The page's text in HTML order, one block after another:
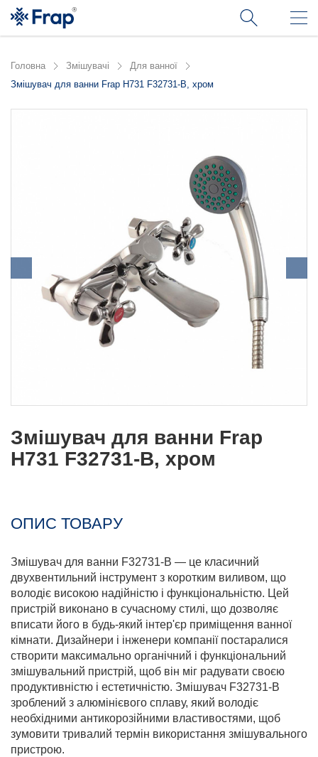
Головна Змішувачі
Для ванної
Змішувач для ванни Frap H731 F32731-B, хром
Змішувач для ванни Frap
H731 F32731-B, хром
ОПИС ТОВАРУ
Змішувач для ванни F32731-B — це класичний
двухвентильний інструмент з коротким виливом, що
володіє високою надійністю і функціональністю. Цей
пристрій виконано в сучасному стилі, що дозволяє
вписати його в будь-який інтер'єр приміщення ванної
кімнати. Дизайнери і інженери компанії постаралися
створити максимально органічний і функціональний
змішувальний пристрій, щоб він міг радувати своєю
продуктивністю і естетичністю. Змішувач F32731-B
зроблений з алюмінієвого сплаву, який володіє
необхідними антикорозійними властивостями, щоб
зумовити тривалий термін використання змішувального
пристрою.